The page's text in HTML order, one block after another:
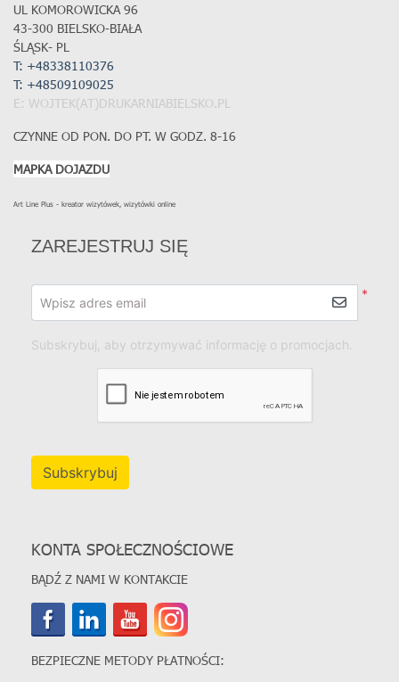
UL KOMOROWICKA 96
43-300 BIELSKO-BIAŁA
ŚLĄSK- PL
T: +48338110376
T: +48509109025
E: WOJTEK(AT)DRUKARNIABIELSKO.PL
CZYNNE OD PON. DO PT. W GODZ. 8-16
MAPKA DOJAZDU
Art Line Plus - kreator wizytówek, wizytówki online
ZAREJESTRUJ SIĘ
*
Wpisz adres email
Subskrybuj, aby otrzymywać informację o promocjach.
Subskrybuj
KONTA SPOŁECZNOŚCIOWE
BĄDŹ Z NAMI W KONTAKCIE
BEZPIECZNE METODY PŁATNOŚCI: